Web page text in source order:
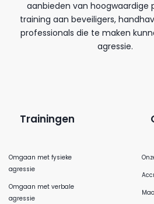
aanbieden van hoogwaardige
training aan beveiligers,
professionals die te maken
agressie.
Trainingen
Omgaan met fysieke
agressie
Omgaan met verbale
agressie